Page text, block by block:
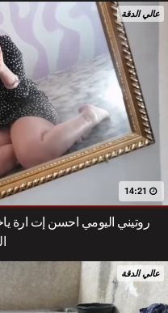
عالي الدقة
روتيني اليومي احسن إت ارة
عالي الدقة